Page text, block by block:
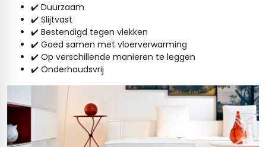
✔️ Duurzaam
✔️ Slijtvast
✔️ Bestendigd tegen vlekken
✔️ Goed samen met vloerverwarming
✔️ Op verschillende manieren te leggen
✔️ Onderhoudsvrij